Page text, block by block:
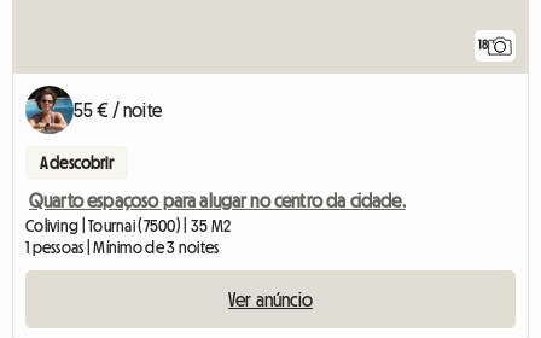
18
55 € / noite
A descobrir
Quarto espaçoso para alugar no centro da cidade.
Coliving | Tournai (7500) | 35 M2
1 pessoas | Mínimo de 3 noites
Ver anúncio